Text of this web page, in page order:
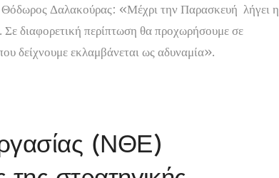
Θόδωρος Δαλακούρας: «Μέχρι την Παρασκευή λήγει η
Σε διαφορετική περίπτωση θα προχωρήσουμε σε
δείχνουμε εκλαμβάνεται ως αδυναμία».
(ΝΘΕ)